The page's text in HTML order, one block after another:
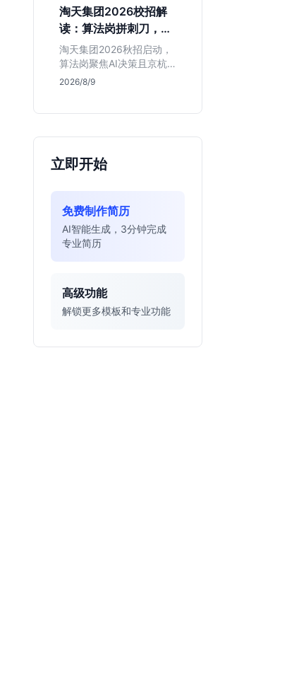
的头部团队，该岗位提供
独立发稿机会与高含金量
行业背书，但转正名额紧
缩，适合追求深度报道的
垂直领域人才。
淘天集团2026校招解
读：算法岗拼刺刀，运
营岗限杭州，这两类人
慎投
淘天集团2026秋招启动，
算法岗聚焦AI决策且京杭
双城开放，运营岗仅限杭
值得投递。
2026/8/9
立即开始
免费制作简历
AI智能生成，3分钟完成
专业简历
高级功能
解锁更多模板和专业功能